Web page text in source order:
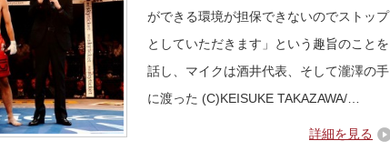
ができる環境が担保できないのでストップ
としていただきます」という趣旨のことを
話し、マイクは酒井代表、そして瀧澤の手
に渡った (C)KEISUKE TAKAZAWA/…
詳細を見る